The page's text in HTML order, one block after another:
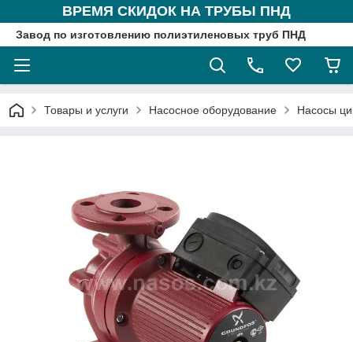
ВРЕМЯ СКИДОК НА ТРУБЫ ПНД
Завод по изготовлению полиэтиленовых труб ПНД
Товары и услуги Насосное оборудование Насосы